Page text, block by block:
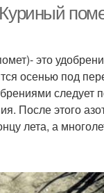
это
осенью под
следует
После этого
лета, а